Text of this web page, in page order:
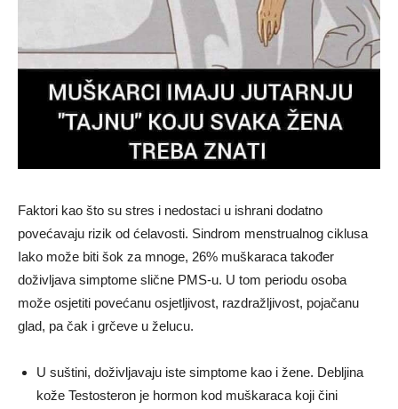
Faktori kao što su stres i nedostaci u ishrani dodatno
povećavaju rizik od ćelavosti. Sindrom menstrualnog ciklusa
Iako može biti šok za mnoge, 26% muškaraca također
doživljava simptome slične PMS-u. U tom periodu osoba
može osjetiti povećanu osjetljivost, razdražljivost, pojačanu
glad, pa čak i grčeve u želucu.
U suštini, doživljavaju iste simptome kao i žene. Debljina
kože Testosteron je hormon kod muškaraca koji čini